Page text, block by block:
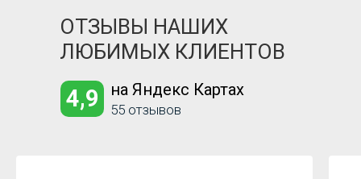
55 отзывов
на Яндекс Картах
4,9
ОТЗЫВЫ НАШИХ
ЛЮБИМЫХ КЛИЕНТОВ